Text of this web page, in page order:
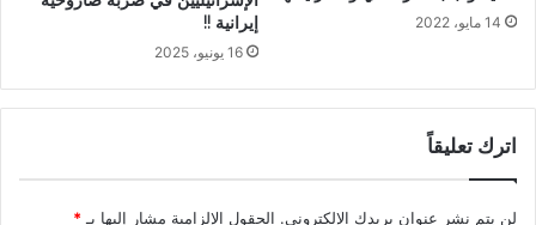
14 مايو، 2022
إيرانية !!
16 يونيو، 2025
اترك تعليقاً
لن يتم نشر عنوان بريدك الإلكتروني. الحقول الإلزامية مشار إليها بـ*